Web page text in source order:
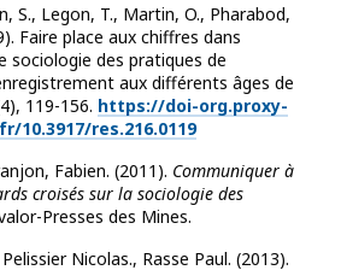
S., Legon, T., Martin, O., Pharabod,
Faire place aux chiffres dans
sociologie des pratiques de
aux différents âges de
119-156. https://doi-org.proxy-
10.3917/res.216.0119
Fabien. (2011). Communiquer à
croisés sur la sociologie des
Presses des Mines.
Nicolas., Rasse Paul. (2013).